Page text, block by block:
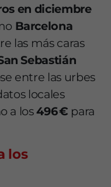
en diciembre
Barcelona
las más caras
Sebastián
entre las urbes
locales
a los496 € para
los